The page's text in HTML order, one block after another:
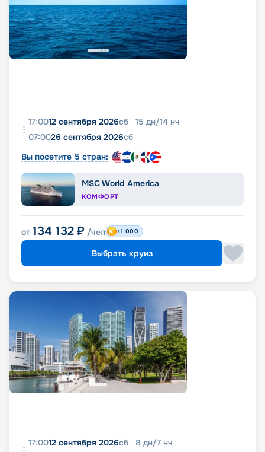
17:0012 сентября 2026сб 15 дн/14 нч
07:0026 сентября 2026сб
Вы посетите 5 стран:
MSC World America
КОМФОРТ
от 134 132 ₽ /чел +1 000
Выбрать круиз
17:0012 сентября 2026сб 8 дн/7 нч